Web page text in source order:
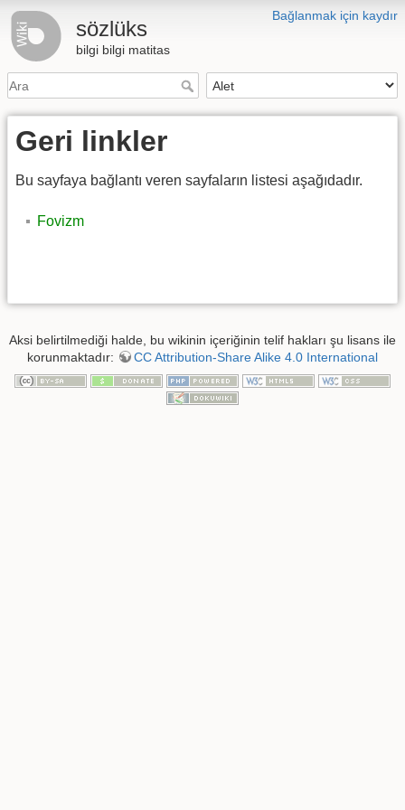
Bağlanmak için kaydır
sözlüks
bilgi bilgi matitas
Geri linkler
Bu sayfaya bağlantı veren sayfaların listesi aşağıdadır.
Fovizm
Aksi belirtilmediği halde, bu wikinin içeriğinin telif hakları şu lisans ile
korunmaktadır:
CC Attribution-Share Alike 4.0 International